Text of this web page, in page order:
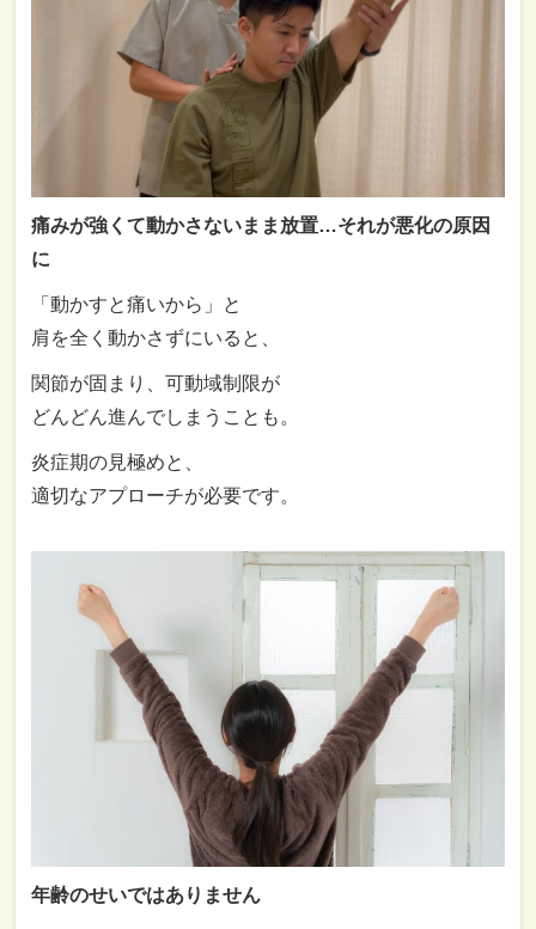
痛みが強 くて動かさないまま 放置…それが悪化の原因
に
「動かすと痛いから」
と
肩 を全く動かさずにいる と、
関節が固まり、可動域制限が
どんどん進んでしまう こと も。
炎症期の見極めと、
適切なアプローチが必要です。
年齢のせいではありません